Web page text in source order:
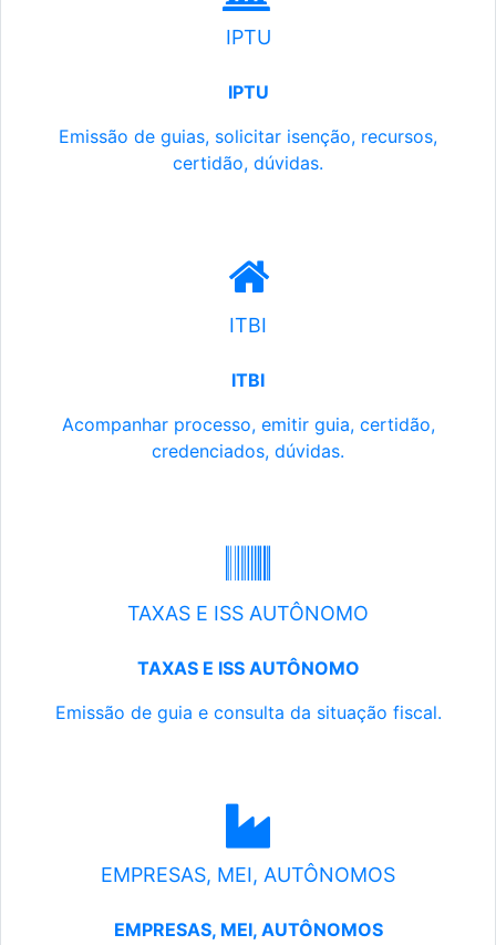
IPTU
IPTU
Emissão de guias, solicitar isenção, recursos,
certidão, dúvidas.
ITBI
ITBI
Acompanhar processo, emitir guia, certidão,
credenciados, dúvidas.
TAXAS E ISS AUTÔNOMO
TAXAS E ISS AUTÔNOMO
Emissão de guia e consulta da situação fiscal.
EMPRESAS, MEI, AUTÔNOMOS
EMPRESAS, MEI, AUTÔNOMOS